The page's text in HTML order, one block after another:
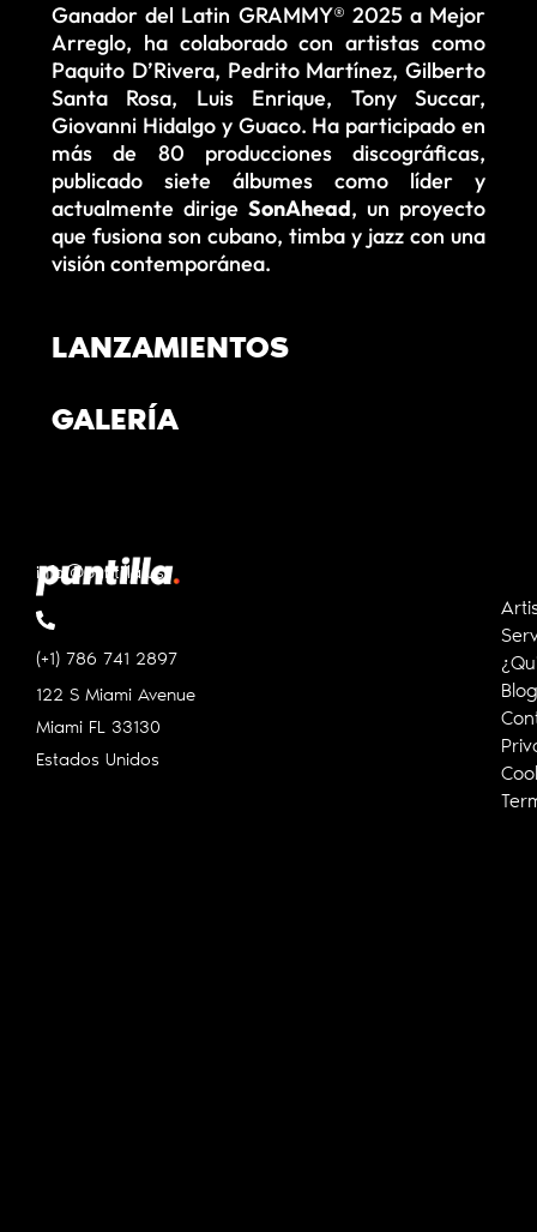
LANZAMIENTOS
GALERÍA
Ganador del Latin GRAMMY® 2025 a Mejor
Arreglo, ha colaborado con artistas como
Paquito D’Rivera, Pedrito Martínez, Gilberto
Santa Rosa, Luis Enrique, Tony Succar,
Giovanni Hidalgo y Guaco. Ha participado en
más de 80 producciones discográficas,
publicado siete álbumes como líder y
actualmente dirige SonAhead, un proyecto
que fusiona son cubano, timba y jazz con una
visión contemporánea.
info@puntilla.us
(+1) 786 741 2897
122 S Miami Avenue
Miami FL 33130
Estados Unidos